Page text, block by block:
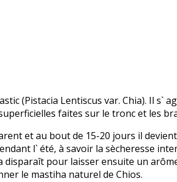
(Pistacia Lentiscus var. Chia). Il s`
faites sur le tronc et les
et au bout de 15-20 jours il
l` été, à savoir la sècheresse
pour laisser ensuite un
le mastiha naturel de Chios.